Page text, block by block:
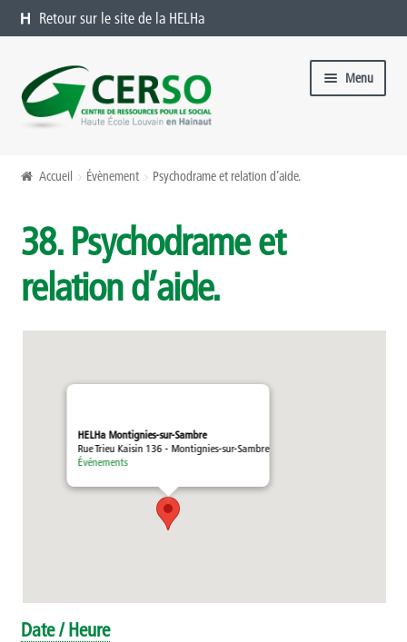
Retour sur le site de la HELHa
Aller à la navigation
Aller au contenu Menu
Formations à venir
Formations passées
Organiser une formation chez vous
Offres sur mesure
Témoignages
Méthodologie
Recherche
Accueil Évènement Psychodrame et relation d’aide.
38. Psychodrame et
relation d’aide.
HELHa Montignies-sur-Sambre
Rue Trieu Kaisin 136 - Montignies-sur-Sambre
Événements
Date / Heure